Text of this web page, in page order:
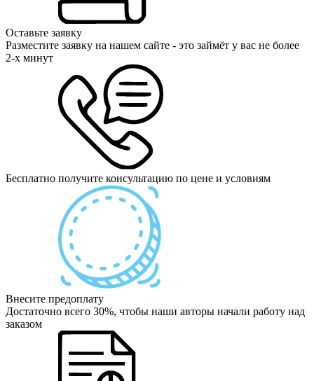
Оставьте заявку
Разместите заявку на нашем сайте - это займёт у вас не более
2-х минут
Бесплатно получите консультацию по цене и условиям
Внесите предоплату
Достаточно всего 30%, чтобы наши авторы начали работу над
заказом